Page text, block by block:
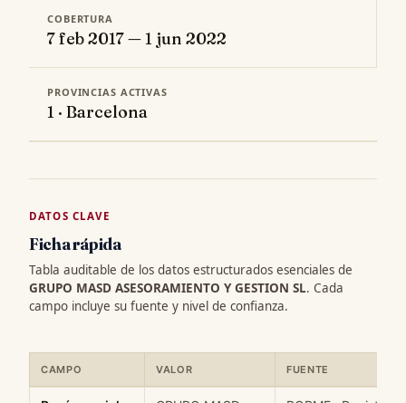
COBERTURA
7 feb 2017 — 1 jun 2022
PROVINCIAS ACTIVAS
1 · Barcelona
DATOS CLAVE
Ficha rápida
Tabla auditable de los datos estructurados esenciales de
GRUPO MASD ASESORAMIENTO Y GESTION SL. Cada
campo incluye su fuente y nivel de confianza.
CAMPO VALOR FUENTE